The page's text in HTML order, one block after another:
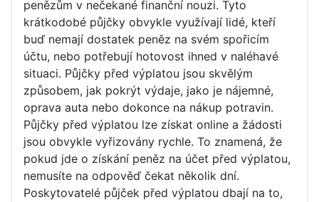
penězům v nečekané finanční nouzi. Tyto
krátkodobé půjčky obvykle využívají lidé, kteří
buď nemají dostatek peněz na svém spořicím
účtu, nebo potřebují hotovost ihned v naléhavé
situaci. Půjčky před výplatou jsou skvělým
způsobem, jak pokrýt výdaje, jako je nájemné,
oprava auta nebo dokonce na nákup potravin.
Půjčky před výplatou lze získat online a žádosti
jsou obvykle vyřizovány rychle. To znamená, že
pokud jde o získání peněz na účet před výplatou,
nemusíte na odpověď čekat několik dní.
Poskytovatelé půjček před výplatou dbají na to,